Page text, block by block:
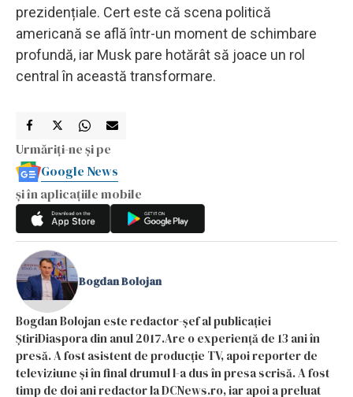
prezidențiale. Cert este că scena politică
americană se află într-un moment de schimbare
profundă, iar Musk pare hotărât să joace un rol
central în această transformare.
Urmăriți-ne și pe
Google News
și în aplicațiile mobile
Bogdan Bolojan
Bogdan Bolojan este redactor-șef al publicației
ȘtiriDiaspora din anul 2017.Are o experiență de 13 ani în
presă. A fost asistent de producție TV, apoi reporter de
televiziune și în final drumul l-a dus în presa scrisă. A fost
timp de doi ani redactor la DCNews.ro, iar apoi a preluat